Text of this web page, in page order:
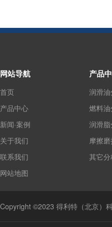
网站导航
首页
产品中心
新闻·案例
关于我们
联系我们
网站地图
产品
润滑
燃料
润滑
摩擦
其它
Copyright ©2023 得利特（北京）